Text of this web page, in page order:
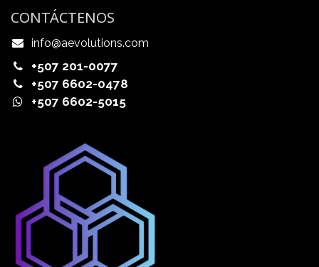
CONTÁCTENOS
info@aevolutions.com
+507 201-0077
+507 6602-0478
+507 6602-5015